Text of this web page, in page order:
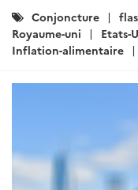
Catégories
:
Conjoncture
Royaume-uni
Etats-
Inflation-alimentaire